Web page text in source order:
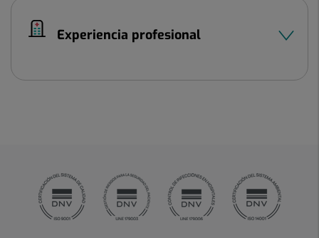
Experiencia profesional